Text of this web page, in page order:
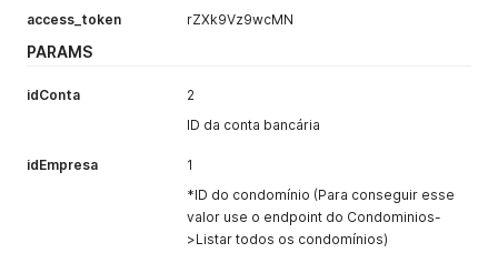
access_token rZXk9Vz9wcMN
PARAMS
idConta
2
ID da conta bancária
idEmpresa
1
*ID do condomínio (Para conseguir esse
valor use o endpoint do Condominios-
>Listar todos os condomínios)